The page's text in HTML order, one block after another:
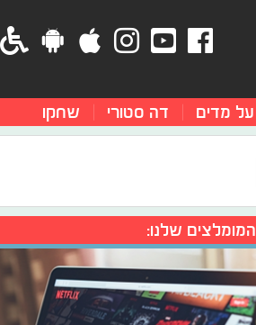
על מדים דה סטורי שחקו
המומלצים שלנו: